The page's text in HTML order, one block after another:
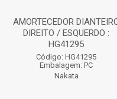
AMORTECEDOR
DIREITO / ESQUERDO :
HG41295
Código: HG41295
Embalagem: PC
Nakata